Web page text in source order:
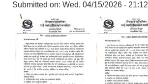
Submitted on: Wed, 04/15/2026 - 21:12